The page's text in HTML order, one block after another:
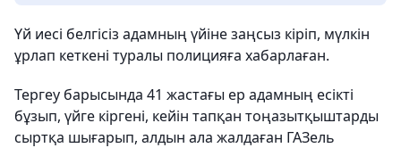
Үй иесі белгісіз адамның үйіне заңсыз кіріп, мүлкін
ұрлап кеткені туралы полицияға хабарлаған.
Тергеу барысында 41 жастағы ер адамның есікті
бұзып, үйге кіргені, кейін тапқан тоңазытқыштарды
сыртқа шығарып, алдын ала жалдаған ГАЗель